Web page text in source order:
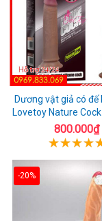
Dương vật giả có
Lovetoy Nature Cock
đen
800.000₫
-20%